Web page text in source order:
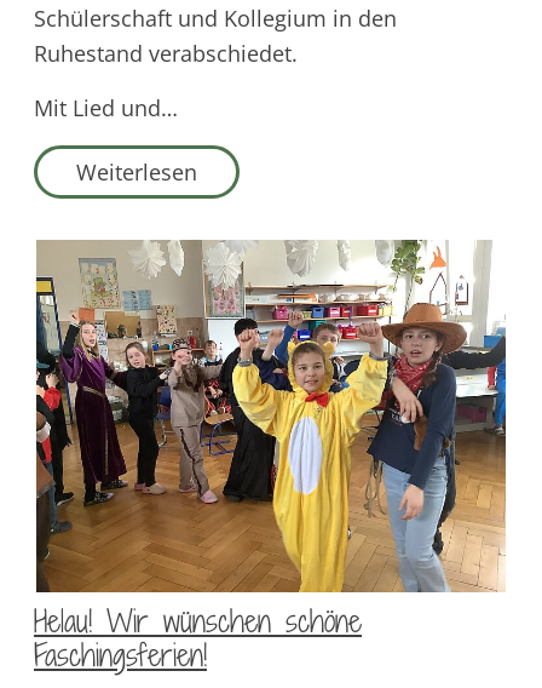
Schülerschaft und Kollegium in den
Ruhestand verabschiedet.
Mit Lied und…
Weiterlesen
Helau! Wir wünschen schöne
Faschingsferien!